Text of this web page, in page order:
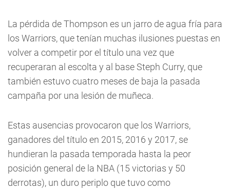
La pérdida de Thompson es un jarro de agua fría para
los Warriors, que tenían muchas ilusiones puestas en
volver a competir por el título una vez que
recuperaran al escolta y al base Steph Curry, que
también estuvo cuatro meses de baja la pasada
campaña por una lesión de muñeca.
Estas ausencias provocaron que los Warriors,
ganadores del título en 2015, 2016 y 2017, se
hundieran la pasada temporada hasta la peor
posición general de la NBA (15 victorias y 50
derrotas), un duro periplo que tuvo como